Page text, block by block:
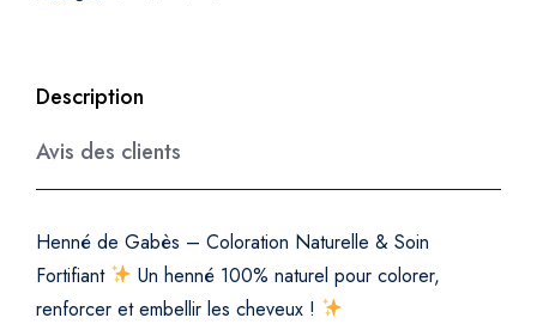
Description
Avis des clients
Henné de Gabès – Coloration Naturelle & Soin
Fortifiant
Un henné 100% naturel pour colorer,
renforcer et embellir les cheveux !